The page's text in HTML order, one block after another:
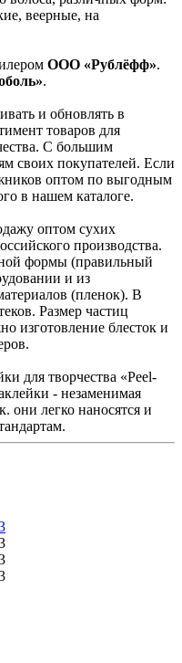
веерные, на
ООО «Рублёфф».
.
и обновлять в
товаров для
С большим
своих покупателей. Если
оптом по выгодным
в нашем каталоге.
оптом сухих
производства.
формы (правильный
и из
(пленок). В
Размер частиц
изготовление блесток и
для творчества «Peel-
- незаменимая
они легко наносятся и